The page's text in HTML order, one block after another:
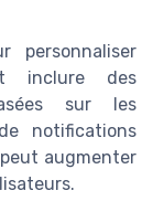
personnaliser
inclure des
sur les
notifications
augmenter